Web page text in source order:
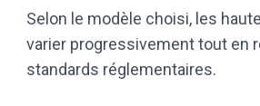
Selon le modèle choisi, les
varier progressivement tout en
standards réglementaires.